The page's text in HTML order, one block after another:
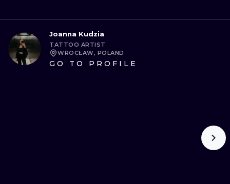
Joanna Kudzia
TATTOO ARTIST
WROCŁAW, POLAND
GO TO PROFILE